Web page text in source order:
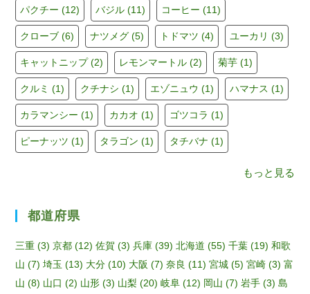
b
o
o
k
a
m
u
b
e
C
h
a
n
n
パクチー (12) バジル (11) コーヒー (11)
クローブ (6) ナツメグ (5) トドマツ (4) ユーカリ (3)
キャットニップ(2) レモンマートル (2) 菊芋 (1)
クルミ (1) クチナシ (1) エゾニュウ (1) ハマナス (1)
カラマンシー (1) カカオ (1) ゴツコラ (1)
ピーナッツ (1) タラゴン (1) タチバナ (1)
もっと見る
都道府県
三重 (3) 京都 (12) 佐賀 (3) 兵庫 (39) 北海道 (55) 千葉 (19) 和歌
山 (7) 埼玉 (13) 大分 (10) 大阪 (7) 奈良 (11) 宮城 (5) 宮崎 (3) 富
山 (8) 山口 (2) 山形 (3) 山梨 (20) 岐阜 (12) 岡山 (7) 岩手 (3) 島